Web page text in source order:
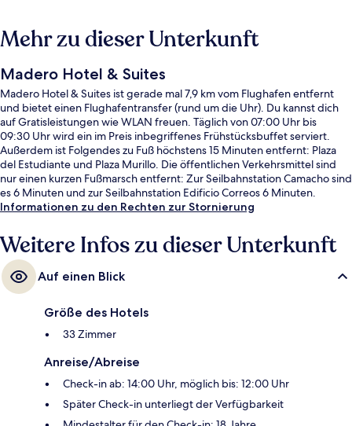
Mehr zu dieser Unterkunft
Madero Hotel & Suites
Madero Hotel & Suites ist gerade mal 7,9 km vom Flughafen entfernt
und bietet einen Flughafentransfer (rund um die Uhr). Du kannst dich
auf Gratisleistungen wie WLAN freuen. Täglich von 07:00 Uhr bis
09:30 Uhr wird ein im Preis inbegriffenes Frühstücksbuffet serviert.
Außerdem ist Folgendes zu Fuß höchstens 15 Minuten entfernt: Plaza
del Estudiante und Plaza Murillo. Die öffentlichen Verkehrsmittel sind
nur einen kurzen Fußmarsch entfernt: Zur Seilbahnstation Camacho sind
es 6 Minuten und zur Seilbahnstation Edificio Correos 6 Minuten.
Informationen zu den Rechten zur Stornierung
Weitere Infos zu dieser Unterkunft
Auf einen Blick
Größe des Hotels
33 Zimmer
Anreise/Abreise
Check-in ab: 14:00 Uhr, möglich bis: 12:00 Uhr
Später Check-in unterliegt der Verfügbarkeit